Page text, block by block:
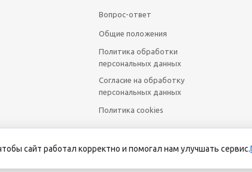
Вопрос-ответ
Общие положения
Политика обработки
персональных данных
Согласие на обработку
персональных данных
Политика cookies
сайт носит исключительно информационный характер и ни
Российской Федерации. Для получения подробной
сайт работал корректно и помогал нам улучшать сервис.